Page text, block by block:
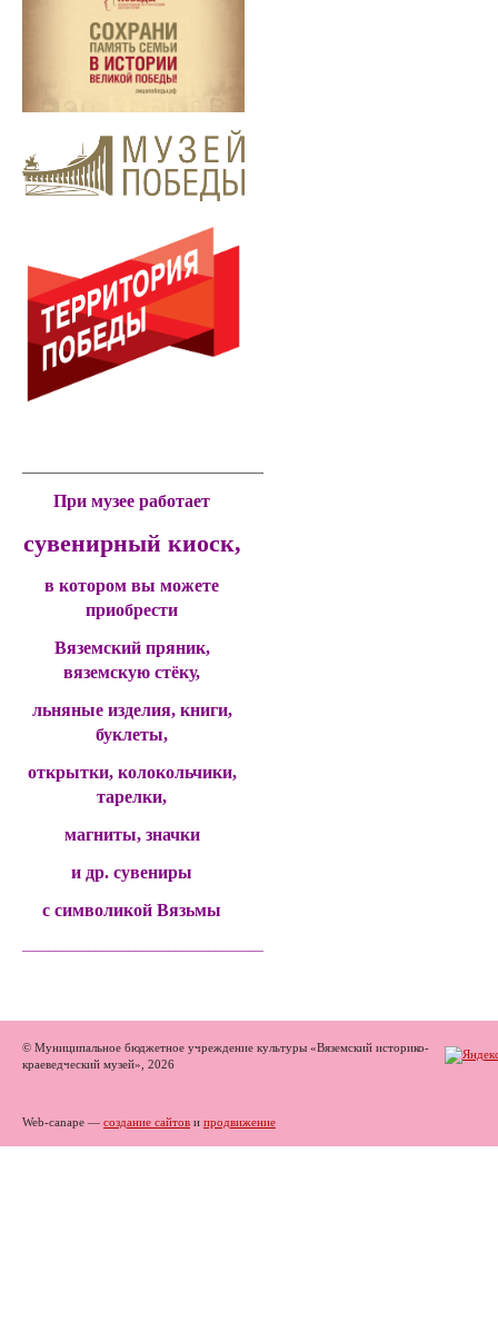
При музее работает
сувенирный киоск,
в котором вы можете
приобрести
Вяземский пряник,
вяземскую стёку,
льняные изделия, книги,
буклеты,
открытки, колокольчики,
тарелки,
магниты, значки
и др. сувениры
с символикой Вязьмы
© Муниципальное бюджетное учреждение культуры «Вяземский историко-
краеведческий музей», 2026
Web-canape — создание сайтов и продвижение